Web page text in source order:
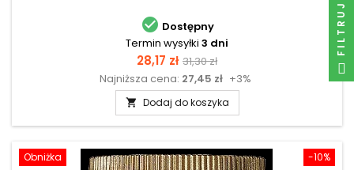
 Dostępny
Termin wysyłki 3 dni
Cena
28,17 zł Cena
podstawowa
31,30 zł
Najniższa cena: 27,45 zł +3%
 Dodaj do koszyka
-10%
Obniżka
FILTRUJ